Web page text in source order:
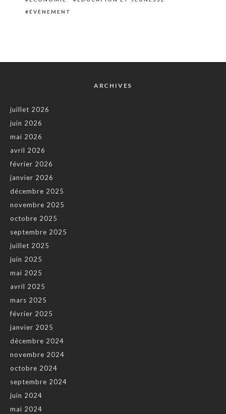
ÉVÈNEMENT
ARCHIVES
juillet 2026
juin 2026
mai 2026
avril 2026
février 2026
janvier 2026
décembre 2025
novembre 2025
octobre 2025
septembre 2025
juillet 2025
juin 2025
mai 2025
avril 2025
mars 2025
février 2025
janvier 2025
décembre 2024
novembre 2024
octobre 2024
septembre 2024
juin 2024
mai 2024